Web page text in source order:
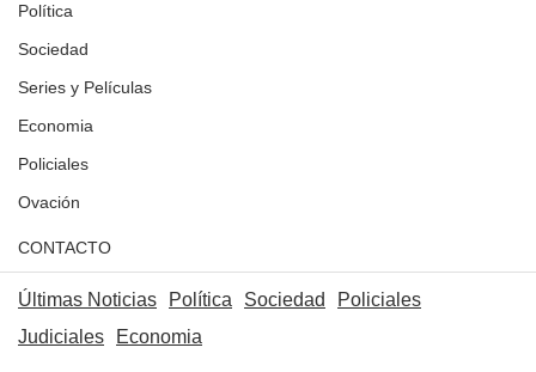
Política
Sociedad
Series y Películas
Economia
Policiales
Ovación
CONTACTO
Últimas Noticias Política Sociedad
Policiales
Judiciales
Economia